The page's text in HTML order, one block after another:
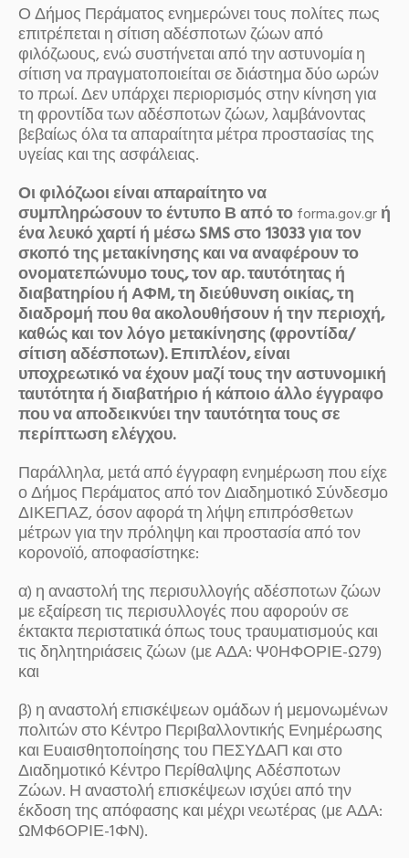
Ο Δήμος Περάματος ενημερώνει τους πολίτες πως
επιτρέπεται η σίτιση αδέσποτων ζώων από
φιλόζωους, ενώ συστήνεται από την αστυνομία η
σίτιση να πραγματοποιείται σε διάστημα δύο ωρών
το πρωί. Δεν υπάρχει περιορισμός στην κίνηση για
τη φροντίδα των αδέσποτων ζώων, λαμβάνοντας
βεβαίως όλα τα απαραίτητα μέτρα προστασίας της
υγείας και της ασφάλειας.
Οι φιλόζωοι είναι απαραίτητο να
συμπληρώσουν το έντυπο Β από τοforma.gov.grή
ένα λευκό χαρτί ή μέσω SMS στο 13033 για τον
σκοπό της μετακίνησης και να αναφέρουν το
ονοματεπώνυμο τους, τον αρ. ταυτότητας ή
διαβατηρίου ή ΑΦΜ, τη διεύθυνση οικίας, τη
διαδρομή που θα ακολουθήσουν ή την περιοχή,
καθώς και τον λόγο μετακίνησης (φροντίδα/
σίτιση αδέσποτων). Επιπλέον, είναι
υποχρεωτικό να έχουν μαζί τους την αστυνομική
ταυτότητα ή διαβατήριο ή κάποιο άλλο έγγραφο
που να αποδεικνύει την ταυτότητα τους σε
περίπτωση ελέγχου.
Παράλληλα, μετά από έγγραφη ενημέρωση που είχε
ο Δήμος Περάματος από τον Διαδημοτικό Σύνδεσμο
ΔΙΚΕΠΑΖ, όσον αφορά τη λήψη επιπρόσθετων
μέτρων για την πρόληψη και προστασία από τον
κορονοϊό, αποφασίστηκε:
α) η αναστολή της περισυλλογής αδέσποτων ζώων
με εξαίρεση τις περισυλλογές που αφορούν σε
έκτακτα περιστατικά όπως τους τραυματισμούς και
τις δηλητηριάσεις ζώων (με ΑΔΑ: Ψ0ΗΦΟΡΙΕ-Ω79)
και
β) η αναστολή επισκέψεων ομάδων ή μεμονωμένων
πολιτών στο Κέντρο Περιβαλλοντικής Ενημέρωσης
και Ευαισθητοποίησης του ΠΕΣΥΔΑΠ και στο
Διαδημοτικό Κέντρο Περίθαλψης Αδέσποτων
Ζώων. Η αναστολή επισκέψεων ισχύει από την
έκδοση της απόφασης και μέχρι νεωτέρας (με ΑΔΑ:
ΩΜΦ6ΟΡΙΕ-1ΦΝ).